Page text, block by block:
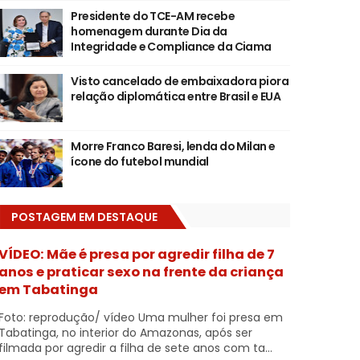
Presidente do TCE-AM recebe
homenagem durante Dia da
Integridade e Compliance da Ciama
Visto cancelado de embaixadora piora
relação diplomática entre Brasil e EUA
Morre Franco Baresi, lenda do Milan e
ícone do futebol mundial
POSTAGEM EM DESTAQUE
Mãe é presa por agredir filha de 7
anos e praticar sexo na frente da criança
Tabatinga
reprodução/ vídeo Uma mulher foi presa em
Tabatinga, no interior do Amazonas, após ser
filmada por agredir a filha de sete anos com ta...